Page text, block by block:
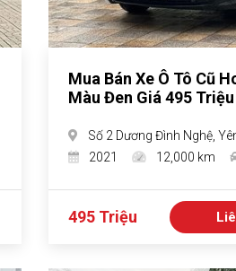
Mua Bán Xe Ô Tô Cũ
Màu Đen Giá 495 Triệu
Số 2 Dương Đình Nghệ,
2021
12,000 km
495 Triệu